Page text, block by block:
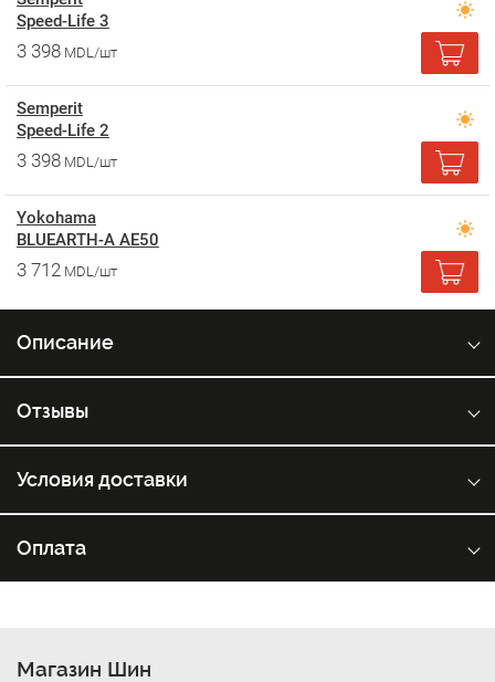
Speed-Life 3
3 398 MDL/шт
Semperit
Speed-Life 2
3 398 MDL/шт
Yokohama
BLUEARTH-A AE50
3 712 MDL/шт
Описание
Отзывы
Условия доставки
Оплата
Магазин Шин